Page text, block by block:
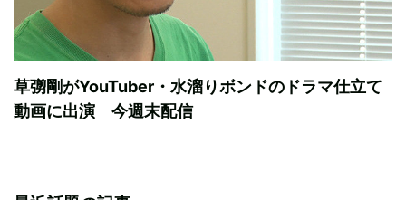
草彅剛がYouTuber・水溜りボンドのドラマ仕立て
動画に出演 今週末配信